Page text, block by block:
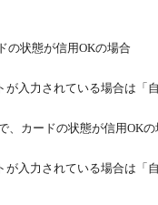
の状態が信用OKの場合
入力されている場合は「
、カードの状態が信用OK
入力されている場合は「